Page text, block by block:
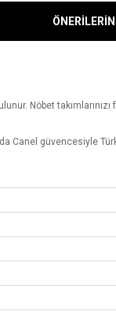
Nöbet takımlarınızı
Canel güvencesiyle